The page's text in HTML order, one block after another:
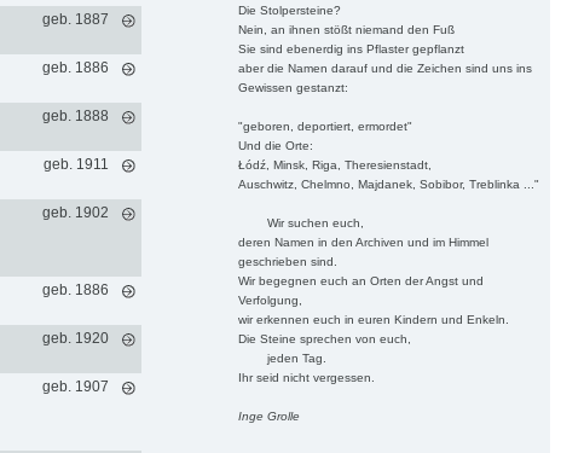
Die Stolpersteine?
Nein, an ihnen stößt niemand den Fuß
Sie sind ebenerdig ins Pflaster gepflanzt
aber die Namen darauf und die Zeichen sind uns ins
Gewissen gestanzt:
"geboren, deportiert, ermordet"
Und die Orte:
Łódź, Minsk, Riga, Theresienstadt,
Auschwitz, Chelmno, Majdanek, Sobibor, Treblinka ..."
Wir suchen euch,
deren Namen in den Archiven und im Himmel
geschrieben sind.
Wir begegnen euch an Orten der Angst und
Verfolgung,
wir erkennen euch in euren Kindern und Enkeln.
Die Steine sprechen von euch,
jeden Tag.
Ihr seid nicht vergessen.
Inge Grolle
geb. 1887
geb. 1886
geb. 1888
geb. 1911
geb. 1902
geb. 1886
geb. 1920
geb. 1907